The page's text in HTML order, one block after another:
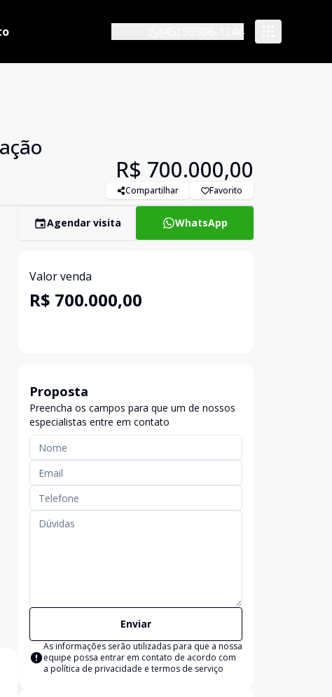
R$ 700.000,00
Compartilhar Favorito
Agendar visita WhatsApp
Valor venda
R$ 700.000,00
Proposta
Preencha os campos para que um de nossos
especialistas entre em contato
Enviar
As informações serão utilizadas para que a nossa
equipe possa entrar em contato de acordo com
a política de privacidade e termos de serviço